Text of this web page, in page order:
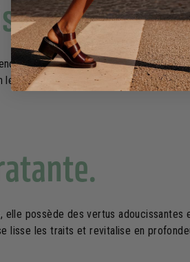
à tirailler, elle protège
froid, par exemple. Elle soulage les
elle possède des vertus
lisse les traits et revitalise en